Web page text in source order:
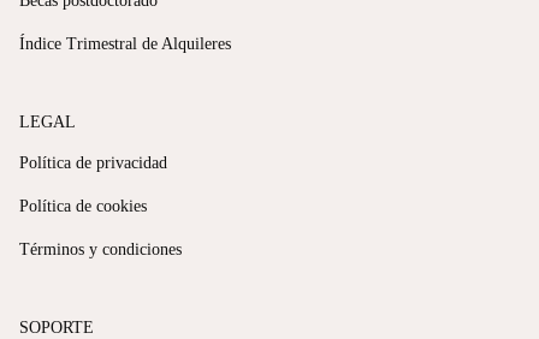
Índice Trimestral de Alquileres
LEGAL
Política de privacidad
Política de cookies
Términos y condiciones
SOPORTE